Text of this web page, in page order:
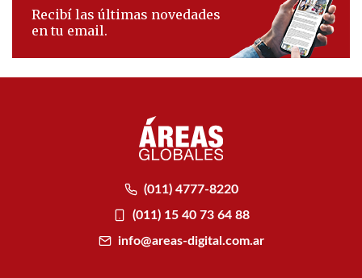
Recibí las últimas novedades
en tu email.
(011) 4777-8220
(011) 15 40 73 64 88
info@areas-digital.com.ar